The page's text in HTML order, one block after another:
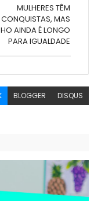
MULHERES TÊM
CONQUISTAS, MAS
AINDA É LONGO
PARA IGUALDADE
BLOGGER DISQUS